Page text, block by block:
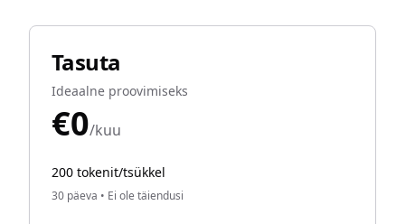
Tasuta
Ideaalne proovimiseks
€0/kuu
200 tokenit/tsükkel
30 päeva • Ei ole täiendusi